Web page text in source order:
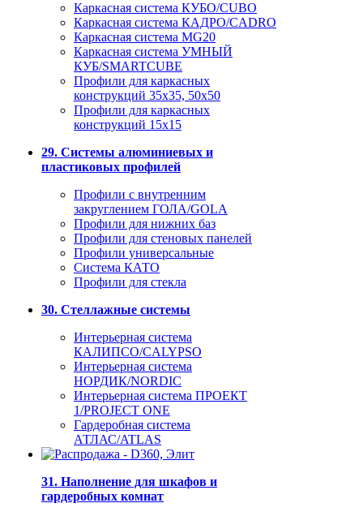
Каркасная система КУБО/CUBO
Каркасная система КАДРО/CADRO
Каркасная система MG20
Каркасная система УМНЫЙ
КУБ/SMARTCUBE
Профили для каркасных
конструкций 35x35, 50x50
Профили для каркасных
конструкций 15х15
29. Системы алюминиевых и
пластиковых профилей
Профили с внутренним
закруглением ГОЛА/GOLA
Профили для нижних баз
Профили для стеновых панелей
Профили универсальные
Система КАТО
Профили для стекла
30. Стеллажные системы
Интерьерная система
КАЛИПСО/CALYPSO
Интерьерная система
НОРДИК/NORDIC
Интерьерная система ПРОЕКТ
1/PROJECT ONE
Гардеробная система
АТЛАС/ATLAS
31. Наполнение для шкафов и
гардеробных комнат